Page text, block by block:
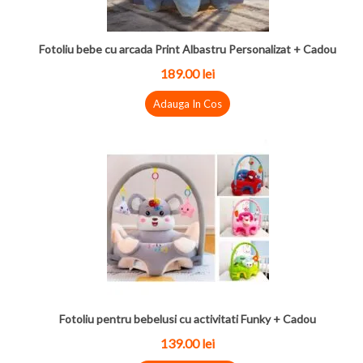
Fotoliu bebe cu arcada Print Albastru Personalizat + Cadou
189.00 lei
Adauga In Cos
Fotoliu pentru bebelusi cu activitati Funky + Cadou
139.00 lei